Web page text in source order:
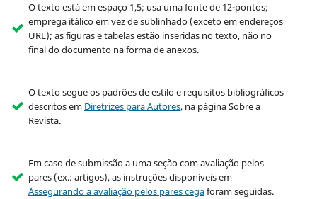
O texto está em espaço 1,5; usa uma fonte de 12-pontos;
emprega itálico em vez de sublinhado (exceto em endereços
URL); as figuras e tabelas estão inseridas no texto, não no
final do documento na forma de anexos.
O texto segue os padrões de estilo e requisitos bibliográficos
descritos em Diretrizes para Autores, na página Sobre a
Revista.
Em caso de submissão a uma seção com avaliação pelos
pares (ex.: artigos), as instruções disponíveis em
Assegurando a avaliação pelos pares cegaforam seguidas.